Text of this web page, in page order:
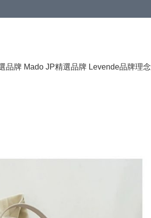
品牌 Mado JP精選品牌 Levende品牌理念